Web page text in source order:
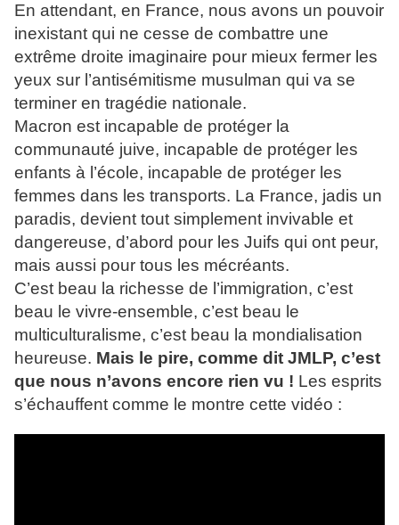
En attendant, en France, nous avons un pouvoir
inexistant qui ne cesse de combattre une
extrême droite imaginaire pour mieux fermer les
yeux sur l’antisémitisme musulman qui va se
terminer en tragédie nationale.
Macron est incapable de protéger la
communauté juive, incapable de protéger les
enfants à l’école, incapable de protéger les
femmes dans les transports. La France, jadis un
paradis, devient tout simplement invivable et
dangereuse, d’abord pour les Juifs qui ont peur,
mais aussi pour tous les mécréants.
C’est beau la richesse de l’immigration, c’est
beau le vivre-ensemble, c’est beau le
multiculturalisme, c’est beau la mondialisation
heureuse. Mais le pire, comme dit JMLP, c’est
que nous n’avons encore rien vu ! Les esprits
s’échauffent comme le montre cette vidéo :